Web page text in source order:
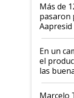
Más de
pasaron
Aapresid
suelo es
sistema
En un
el
las
agro
"Los veo
Marcelo